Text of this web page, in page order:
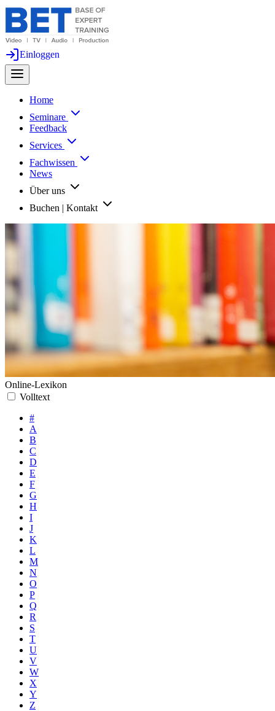
Einloggen
Home
Seminare
Feedback
Services
Fachwissen
News
Über uns
Buchen | Kontakt
Online-Lexikon
Volltext
#
A
B
C
D
E
F
G
H
I
J
K
L
M
N
O
P
Q
R
S
T
U
V
W
X
Y
Z